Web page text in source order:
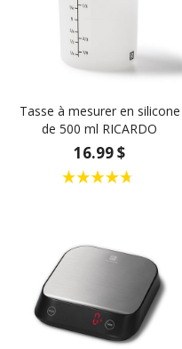
Tasse à mesurer en silicone
de 500 ml RICARDO
16.99 $